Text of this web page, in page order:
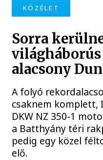
KÖZÉLET
Sorra
alacsony
A folyó
csaknem komplett,
DKW NZ 350-1
a Batthyány téri
pedig egy közel
elő.